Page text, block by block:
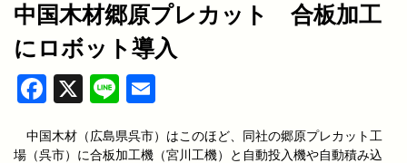
中国木材郷原プレカット 合板加工
にロボット導入
Facebook
X Line
中国木材（広島県呉市） はこのほど、同社の郷原プレカット工
場（呉市）に合板加工機（宮川工機）と自動投入機や自動積み込